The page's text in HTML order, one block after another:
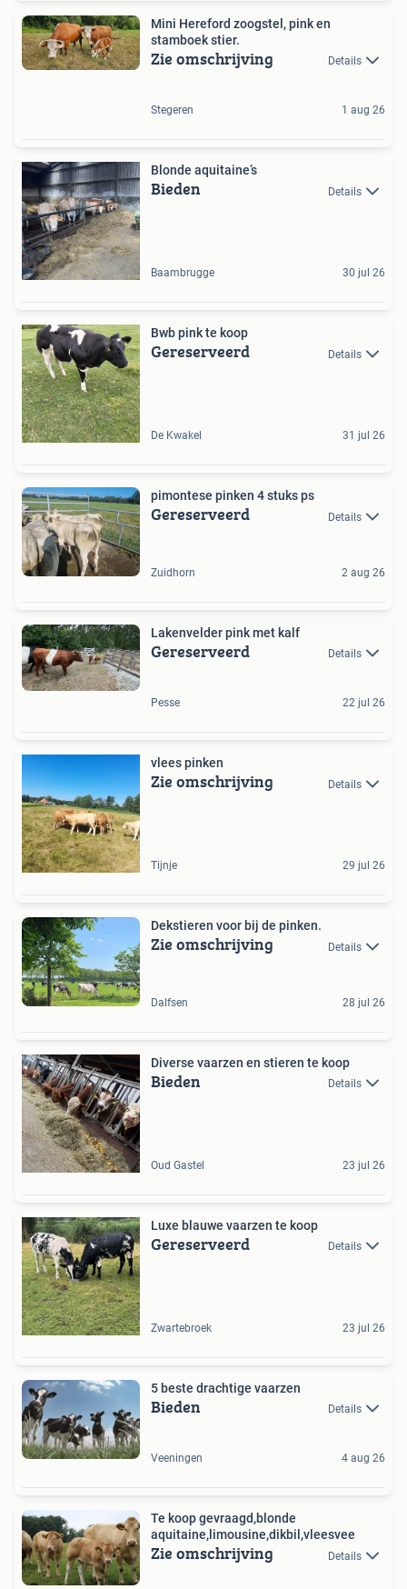
Mini Hereford zoogstel, pink en
stamboek stier.
Zie omschrijving Details
Stegeren 1 aug 26
Blonde aquitaine’s
Bieden Details
Baambrugge 30 jul 26
Bwb pink te koop
Gereserveerd Details
De Kwakel 31 jul 26
pimontese pinken 4 stuks ps
Gereserveerd Details
Zuidhorn 2 aug 26
Lakenvelder pink met kalf
Gereserveerd Details
Pesse 22 jul 26
vlees pinken
Zie omschrijving Details
Tijnje 29 jul 26
Dekstieren voor bij de pinken.
Zie omschrijving Details
Dalfsen 28 jul 26
Diverse vaarzen en stieren te koop
Bieden Details
Oud Gastel 23 jul 26
Luxe blauwe vaarzen te koop
Gereserveerd Details
Zwartebroek 23 jul 26
5 beste drachtige vaarzen
Bieden Details
Veeningen 4 aug 26
Te koop gevraagd,blonde
aquitaine,limousine,dikbil,vleesvee
Zie omschrijving Details